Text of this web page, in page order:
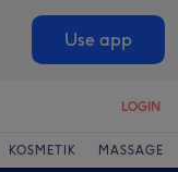
Use app
LOGIN
KOSMETIK MASSAGE